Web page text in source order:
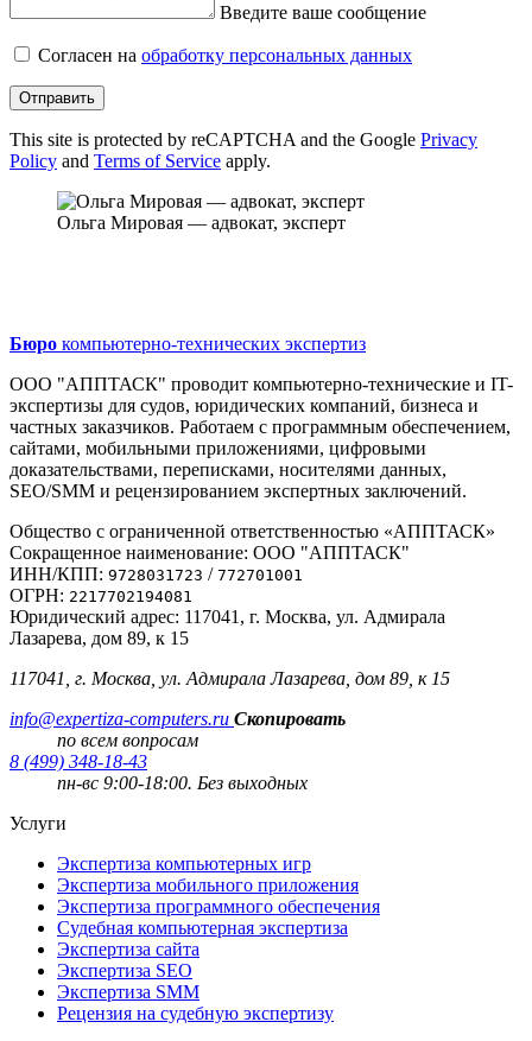
Введите ваше сообщение
Согласен на обработку персональных данных
Отправить
This site is protected by reCAPTCHA and the Google Privacy
Policy and Terms of Service apply.
Ольга Мировая — адвокат, эксперт
Бюро компьютерно-технических экспертиз
ООО "АППТАСК" проводит компьютерно-технические и IT-
экспертизы для судов, юридических компаний, бизнеса и
частных заказчиков. Работаем с программным обеспечением,
сайтами, мобильными приложениями, цифровыми
доказательствами, переписками, носителями данных,
SEO/SMM и рецензированием экспертных заключений.
Общество с ограниченной ответственностью «АППТАСК»
Сокращенное наименование: ООО "АППТАСК"
ИНН/КПП: 9728031723 / 772701001
ОГРН: 2217702194081
Юридический адрес: 117041, г. Москва, ул. Адмирала
Лазарева, дом 89, к 15
117041, г. Москва, ул. Адмирала Лазарева, дом 89, к 15
info@expertiza-computers.ru Скопировать
по всем вопросам
8 (499) 348-18-43
пн-вс 9:00-18:00. Без выходных
Услуги
Экспертиза компьютерных игр
Экспертиза мобильного приложения
Экспертиза программного обеспечения
Судебная компьютерная экспертиза
Экспертиза сайта
Экспертиза SEO
Экспертиза SMM
Рецензия на судебную экспертизу